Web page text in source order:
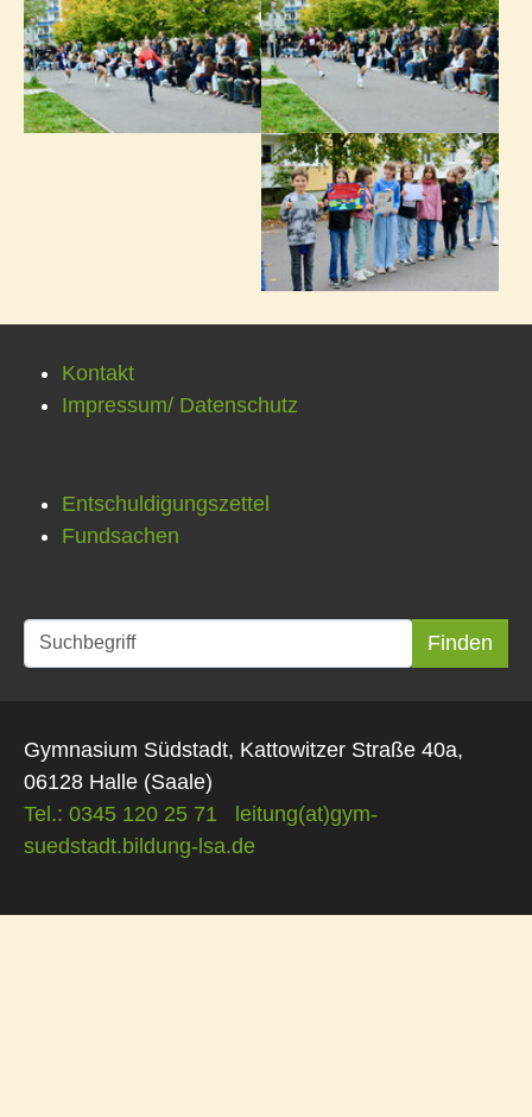
Kontakt
Impressum/ Datenschutz
Entschuldigungszettel
Fundsachen
Gymnasium Südstadt, Kattowitzer Straße 40a,
06128 Halle (Saale)
Tel.: 0345 120 25 71
leitung(at)gym-
suedstadt.bildung-lsa.de